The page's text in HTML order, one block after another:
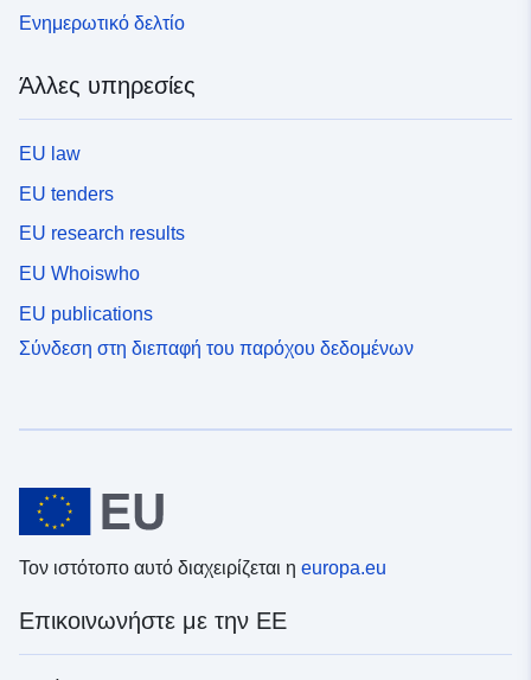
Ενημερωτικό δελτίο
Άλλες υπηρεσίες
EU law
EU tenders
EU research results
EU Whoiswho
EU publications
Σύνδεση στη διεπαφή του παρόχου δεδομένων
Τον ιστότοπο αυτό διαχειρίζεται η europa.eu
Επικοινωνήστε με την ΕΕ